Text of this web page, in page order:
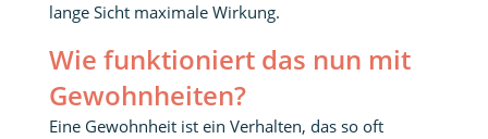
lange Sicht maximale Wirkung.
Wie funktioniert das nun mit
Gewohnheiten?
Eine Gewohnheit ist ein Verhalten, das so oft